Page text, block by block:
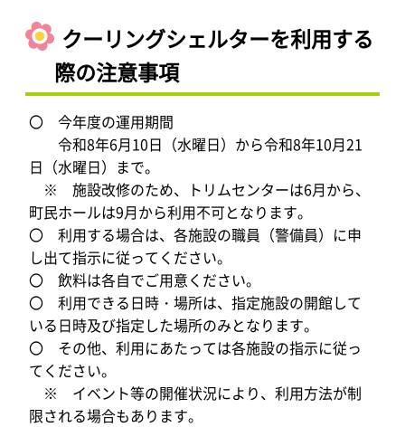
クーリングシェルターを利用する
際の注意事項
〇 今年度の運用期間
令和8年6月10日（水曜日）から令和8年10月21
日（水曜日）まで。
※ 施設改修のため、トリムセンターは6月から、
町民ホールは9月から利用不可となります。
〇 利用する場合は、各施設の職員（警備員）に申
し出て指示に従ってください。
〇 飲料は各自でご用意ください。
〇 利用できる日時・場所は、指定施設の開館して
いる日時及び指定した場所のみとなります。
〇 その他、利用にあたっては各施設の指示に従っ
てください。
※ イベント等の開催状況により、利用方法が制
限される場合もあります。